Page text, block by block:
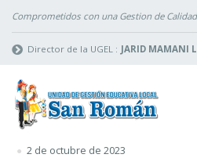
Comprometidos con una Gestion de Calidad
Director de la UGEL : JARID MAMANI
2 de octubre de 2023